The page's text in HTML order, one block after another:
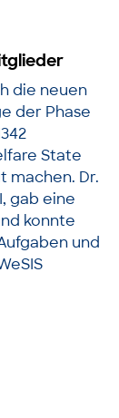
die neuen
der Phase
State
machen. Dr.
gab eine
konnte
und